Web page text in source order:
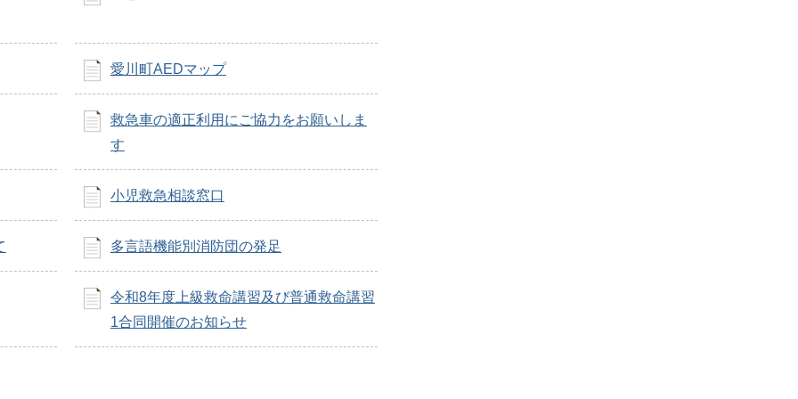
愛川町AEDマップ
救急車の適正利用にご協力をお願いしま
す
小児救急相談窓口
多言語機能別消防団の発足
令和8年度上級救命講習及び普通救命講習
1合同開催のお知らせ